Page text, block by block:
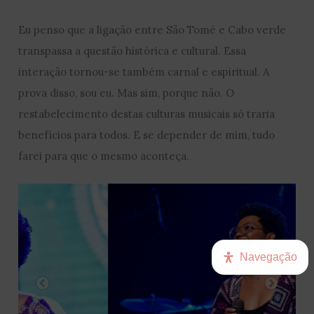
Eu penso que a ligação entre São Tomé e Cabo verde
transpassa a questão histórica e cultural. Essa
interação tornou-se também carnal e espiritual. A
prova disso, sou eu. Mas sim, porque não. O
restabelecimento destas culturas musicais só traria
benefícios para todos. E se depender de mim, tudo
farei para que o mesmo aconteça.
Navegação